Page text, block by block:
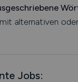
alternativen oder
Jobs: